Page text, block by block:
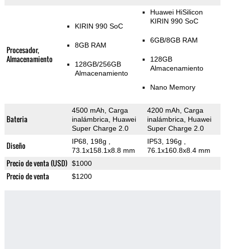
Procesador,
Almacenamiento
KIRIN 990 SoC
8GB RAM
128GB/256GB
Almacenamiento
Huawei HiSilicon
KIRIN 990 SoC
6GB/8GB RAM
128GB
Almacenamiento
Nano Memory
Bateria
4500 mAh, Carga
inalámbrica, Huawei
Super Charge 2.0
4200 mAh, Carga
inalámbrica, Huawei
Super Charge 2.0
Diseño IP68, 198g
73.1x158.1x8.8 mm
IP53, 196g
76.1x160.8x8.4 mm
Precio de venta (USD) $1000
Precio de venta $1200